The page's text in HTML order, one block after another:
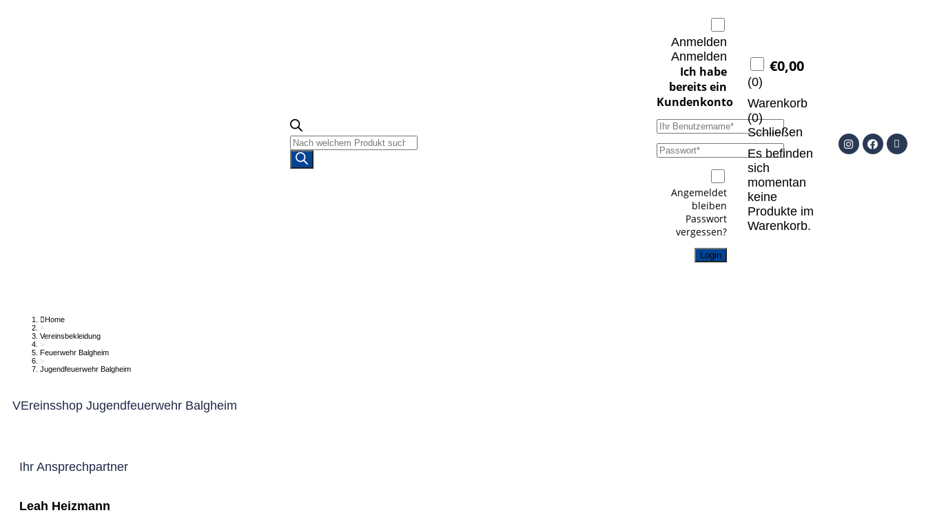
Anmelden
Anmelden
Angemeldet
bleiben
Passwort
vergessen?
Login
€0,00
(0)
Warenkorb
(0)
Schließen
Es befinden
sich
momentan
keine
Produkte im
Warenkorb.
Home
>
Vereinsbekleidung
>
Feuerwehr Balgheim
>
Jugendfeuerwehr Balgheim
VEreinsshop Jugendfeuerwehr Balgheim
Ihr Ansprechpartner
Leah Heizmann